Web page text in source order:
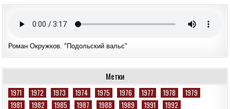
Роман Окружков. "Подольский вальс"
Метки
1971 1972 1973 1974 1975 1976 1977 1978
1979
1981
1982 1985 1987 1988 1989 1991 1992